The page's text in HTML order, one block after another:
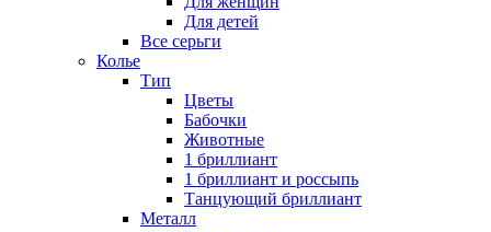
Для детей
Все серьги
Колье
Тип
Цветы
Бабочки
Животные
1 бриллиант
1 бриллиант и россыпь
Танцующий бриллиант
Металл